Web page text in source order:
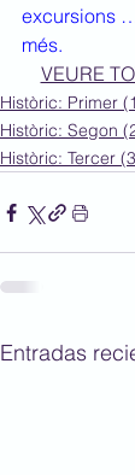
excursions
més.
VEURE
Històric: Primer
Històric: Segon
Històric: Tercer
Entradas